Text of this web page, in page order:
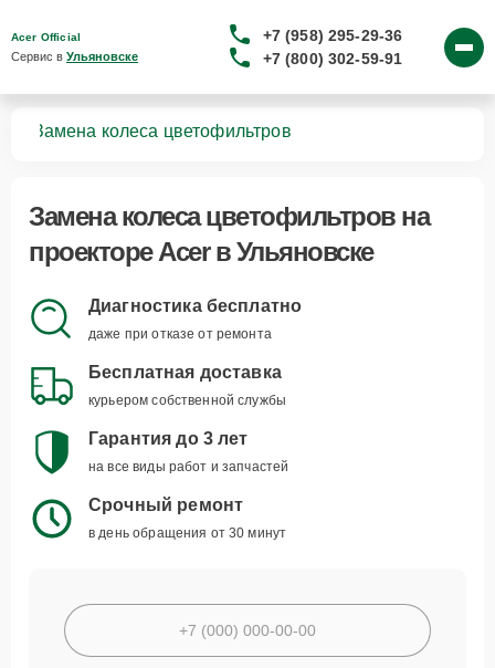
Acer Official
Сервис в Ульяновске
+7 (958) 295-29-36
+7 (800) 302-59-91
Замена колеса цветофильтров
Замена колеса цветофильтровна
проекторе Acer в Ульяновске
Диагностика бесплатно
даже при отказе от ремонта
Бесплатная доставка
курьером собственной службы
Гарантия до 3 лет
на все виды работ и запчастей
Срочный ремонт
в день обращения от 30 минут